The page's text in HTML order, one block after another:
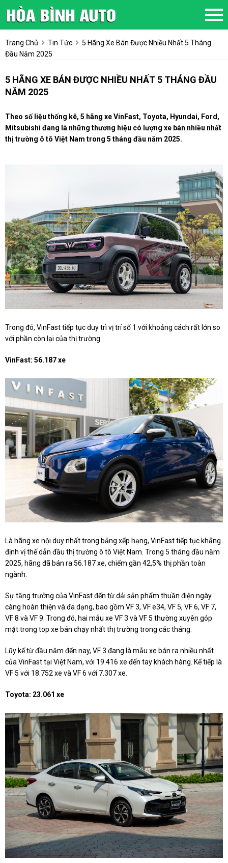
Trang Chủ Tin Tức
5 Hãng Xe Bán Được Nhiều Nhất 5 Tháng
Đầu Năm 2025
5 HÃNG XE BÁN ĐƯỢC NHIỀU NHẤT 5 THÁNG ĐẦU
NĂM 2025
Theo số liệu thống kê, 5 hãng xe VinFast, Toyota, Hyundai, Ford,
Mitsubishi đang là những thương hiệu có lượng xe bán nhiều nhất
thị trường ô tô Việt Nam trong 5 tháng đầu năm 2025.
Trong đó, VinFast tiếp tục duy trì vị trí số 1 với khoảng cách rất lớn so
với phần còn lại của thị trường.
VinFast: 56.187 xe
Là hãng xe nội duy nhất trong bảng xếp hạng, VinFast tiếp tục khẳng
định vị thế dẫn đầu thị trường ô tô Việt Nam. Trong 5 tháng đầu năm
2025, hãng đã bán ra 56.187 xe, chiếm gần 42,5% thị phần toàn
ngành.
Sự tăng trưởng của VinFast đến từ dải sản phẩm thuần điện ngày
càng hoàn thiện và đa dạng, bao gồm VF 3, VF e34, VF 5, VF 6, VF 7,
VF 8 và VF 9. Trong đó, hai mẫu xe VF 3 và VF 5 thường xuyên góp
mặt trong top xe bán chạy nhất thị trường trong các tháng.
Lũy kế từ đầu năm đến nay, VF 3 đang là mẫu xe bán ra nhiều nhất
của VinFast tại Việt Nam, với 19.416 xe đến tay khách hàng. Kế tiếp là
VF 5 với 18.752 xe và VF 6 với 7.307 xe.
Toyota: 23.061 xe